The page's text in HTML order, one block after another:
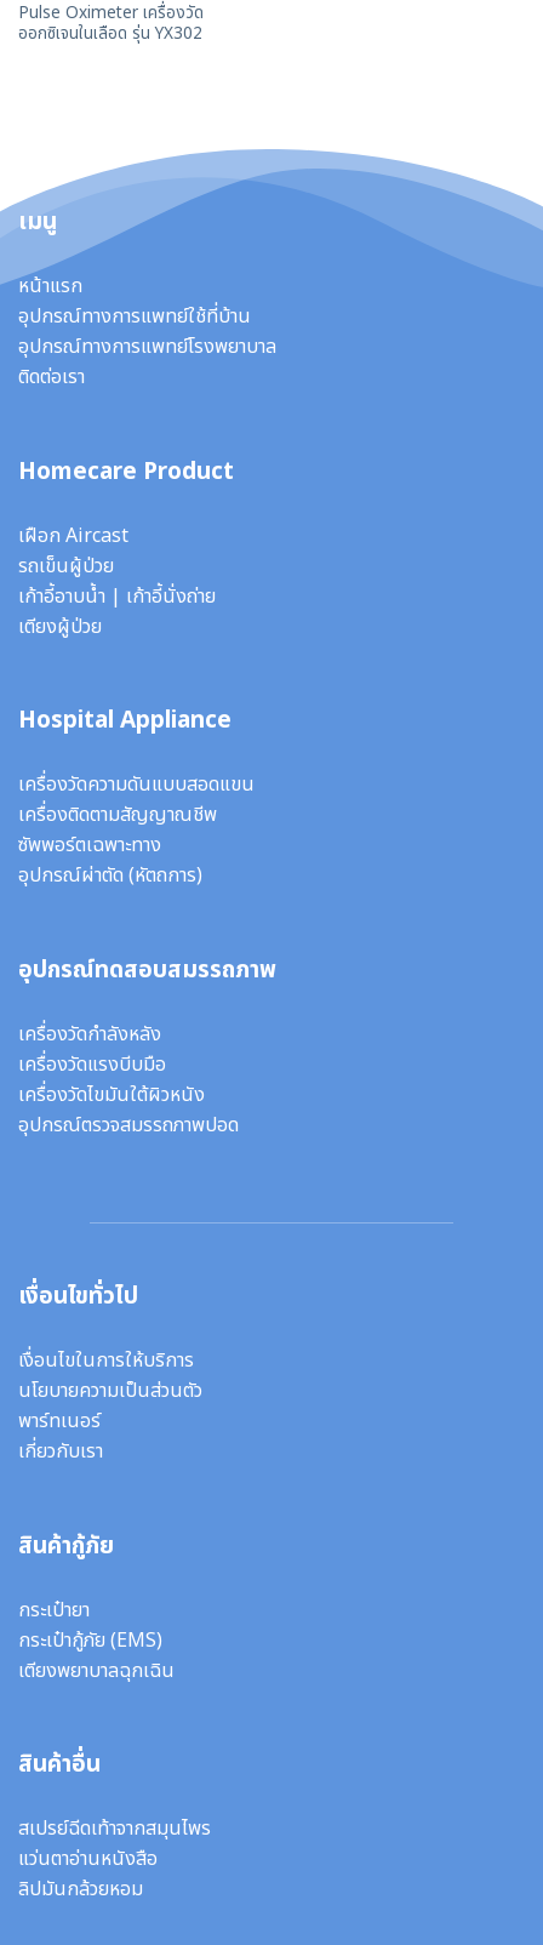
Pulse Oximeter เครื่องวัด
ออกซิเจนในเลือด รุ่น YX302
เมนู
หน้าแรก
อุปกรณ์ทางการแพทย์ใช้ที่บ้าน
อุปกรณ์ทางการแพทย์โรงพยาบาล
ติดต่อเรา
Homecare Product
เฝือก Aircast
รถเข็นผู้ป่วย
เก้าอี้อาบน้ำ | เก้าอี้นั่งถ่าย
เตียงผู้ป่วย
Hospital Appliance
เครื่องวัดความดันแบบสอดแขน
เครื่องติดตามสัญญาณชีพ
ซัพพอร์ตเฉพาะทาง
อุปกรณ์ผ่าตัด (หัตถการ)
อุปกรณ์ทดสอบสมรรถภาพ
เครื่องวัดกำลังหลัง
เครื่องวัดแรงบีบมือ
เครื่องวัดไขมันใต้ผิวหนัง
อุปกรณ์ตรวจสมรรถภาพปอด
เงื่อนไขทั่วไป
เงื่อนไขในการให้บริการ
นโยบายความเป็นส่วนตัว
พาร์ทเนอร์
เกี่ยวกับเรา
สินค้ากู้ภัย
กระเป๋ายา
กระเป๋ากู้ภัย (EMS)
เตียงพยาบาลฉุกเฉิน
สินค้าอื่น
สเปรย์ฉีดเท้าจากสมุนไพร
แว่นตาอ่านหนังสือ
ลิปมันกล้วยหอม